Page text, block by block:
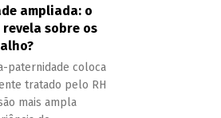
ampliada: o
revela sobre os
paternidade coloca
tratado pelo RH
mais ampla